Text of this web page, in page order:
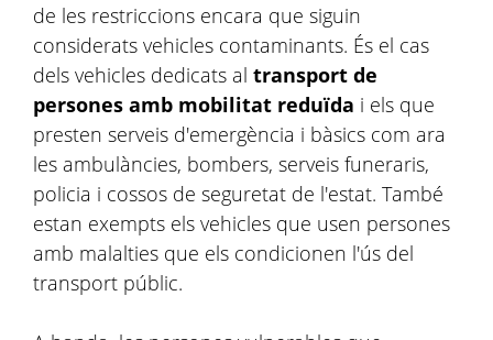
de les restriccions encara que siguin
considerats vehicles contaminants. És el cas
dels vehicles dedicats al transport de
persones amb mobilitat reduïda i els que
presten serveis d'emergència i bàsics com ara
les ambulàncies, bombers, serveis funeraris,
policia i cossos de seguretat de l'estat. També
estan exempts els vehicles que usen persones
amb malalties que els condicionen l'ús del
transport públic.